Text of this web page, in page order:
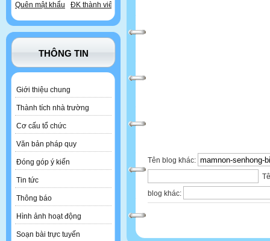
Quên mật khẩu ĐK thành viên
THÔNG TIN
Giới thiệu chung
Thành tích nhà trường
Cơ cấu tổ chức
Văn bản pháp quy
Đóng góp ý kiến
Tin tức
Thông báo
Hình ảnh hoạt động
Soạn bài trực tuyến
Tên blog khác:
blog khác: